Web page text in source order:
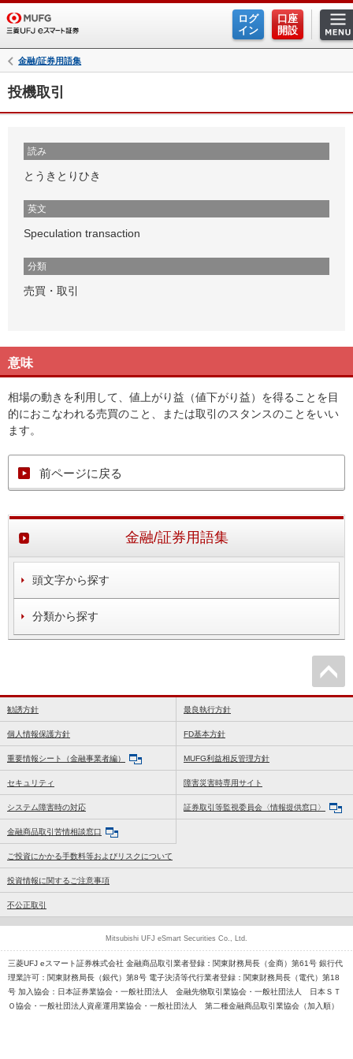
ログ
イン
口座
開設
金融/証券用語集
投機取引
読み
とうきとりひき
英文
Speculation transaction
分類
売買・取引
意味
相場の動きを利用して、値上がり益（値下がり益）を得ることを目
的におこなわれる売買のこと、または取引のスタンスのことをいい
ます。
前ページに戻る
金融/証券用語集
頭文字から探す
分類から探す
勧誘方針 最良執行方針
個人情報保護方針 FD基本方針
重要情報シート（金融事業者編） MUFG利益相反管理方針
セキュリティ 障害災害時専用サイト
システム障害時の対応 証券取引等監視委員会〈情報提供窓口〉
金融商品取引苦情相談窓口
ご投資にかかる手数料等およびリスクについて
投資情報に関するご注意事項
不公正取引
三菱UFJ eスマート証券株式会社 金融商品取引業者登録：関東財務局長（金商）第61号 銀行代
理業許可：関東財務局長（銀代）第8号 電子決済等代行業者登録：関東財務局長（電代）第18
号 加入協会：日本証券業協会・一般社団法人 金融先物取引業協会・一般社団法人 日本ＳＴ
Ｏ協会・一般社団法人資産運用業協会・一般社団法人 第二種金融商品取引業協会（加入順）
Mitsubishi UFJ eSmart Securities Co., Ltd.